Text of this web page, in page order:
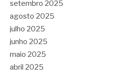
setembro 2025
agosto 2025
julho 2025
junho 2025
maio 2025
abril 2025